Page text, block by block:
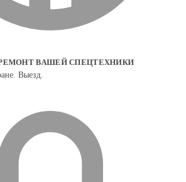
ВАШЕЙ СПЕЦТЕХНИКИ
Выезд.